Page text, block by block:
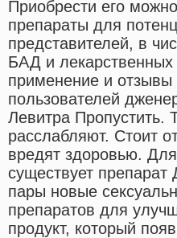
Приобрести его
препараты для
представителей, в
БАД и лекарственных
применение и
пользователей
Левитра Пропустить.
расслабляют. Стоит
вредят здоровью.
существует
пары новые
препаратов для
продукт, который